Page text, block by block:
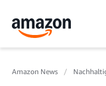
Amazon News